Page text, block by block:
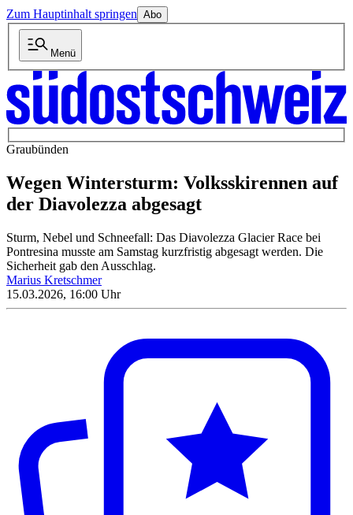
Zum Hauptinhalt springen Abo
Menü
Graubünden
Wegen Wintersturm: Volksskirennen auf
der Diavolezza abgesagt
Sturm, Nebel und Schneefall: Das Diavolezza Glacier Race bei
Pontresina musste am Samstag kurzfristig abgesagt werden. Die
Sicherheit gab den Ausschlag.
Marius Kretschmer
15.03.2026, 16:00 Uhr